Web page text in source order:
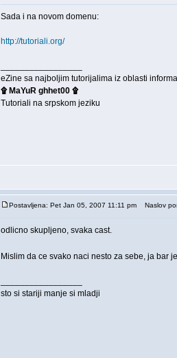
Sada i na novom domenu:
http://tutoriali.org/
eZine sa najboljim tutorijalima iz oblasti
۩ MaYuR ghhet00 ۩
Tutoriali na srpskom jeziku
Postavljena: Pet Jan 05, 2007 11:11 pm Naslov
odlicno skupljeno, svaka cast.
Mislim da ce svako naci nesto za sebe, ja bar
sto si stariji manje si mladji